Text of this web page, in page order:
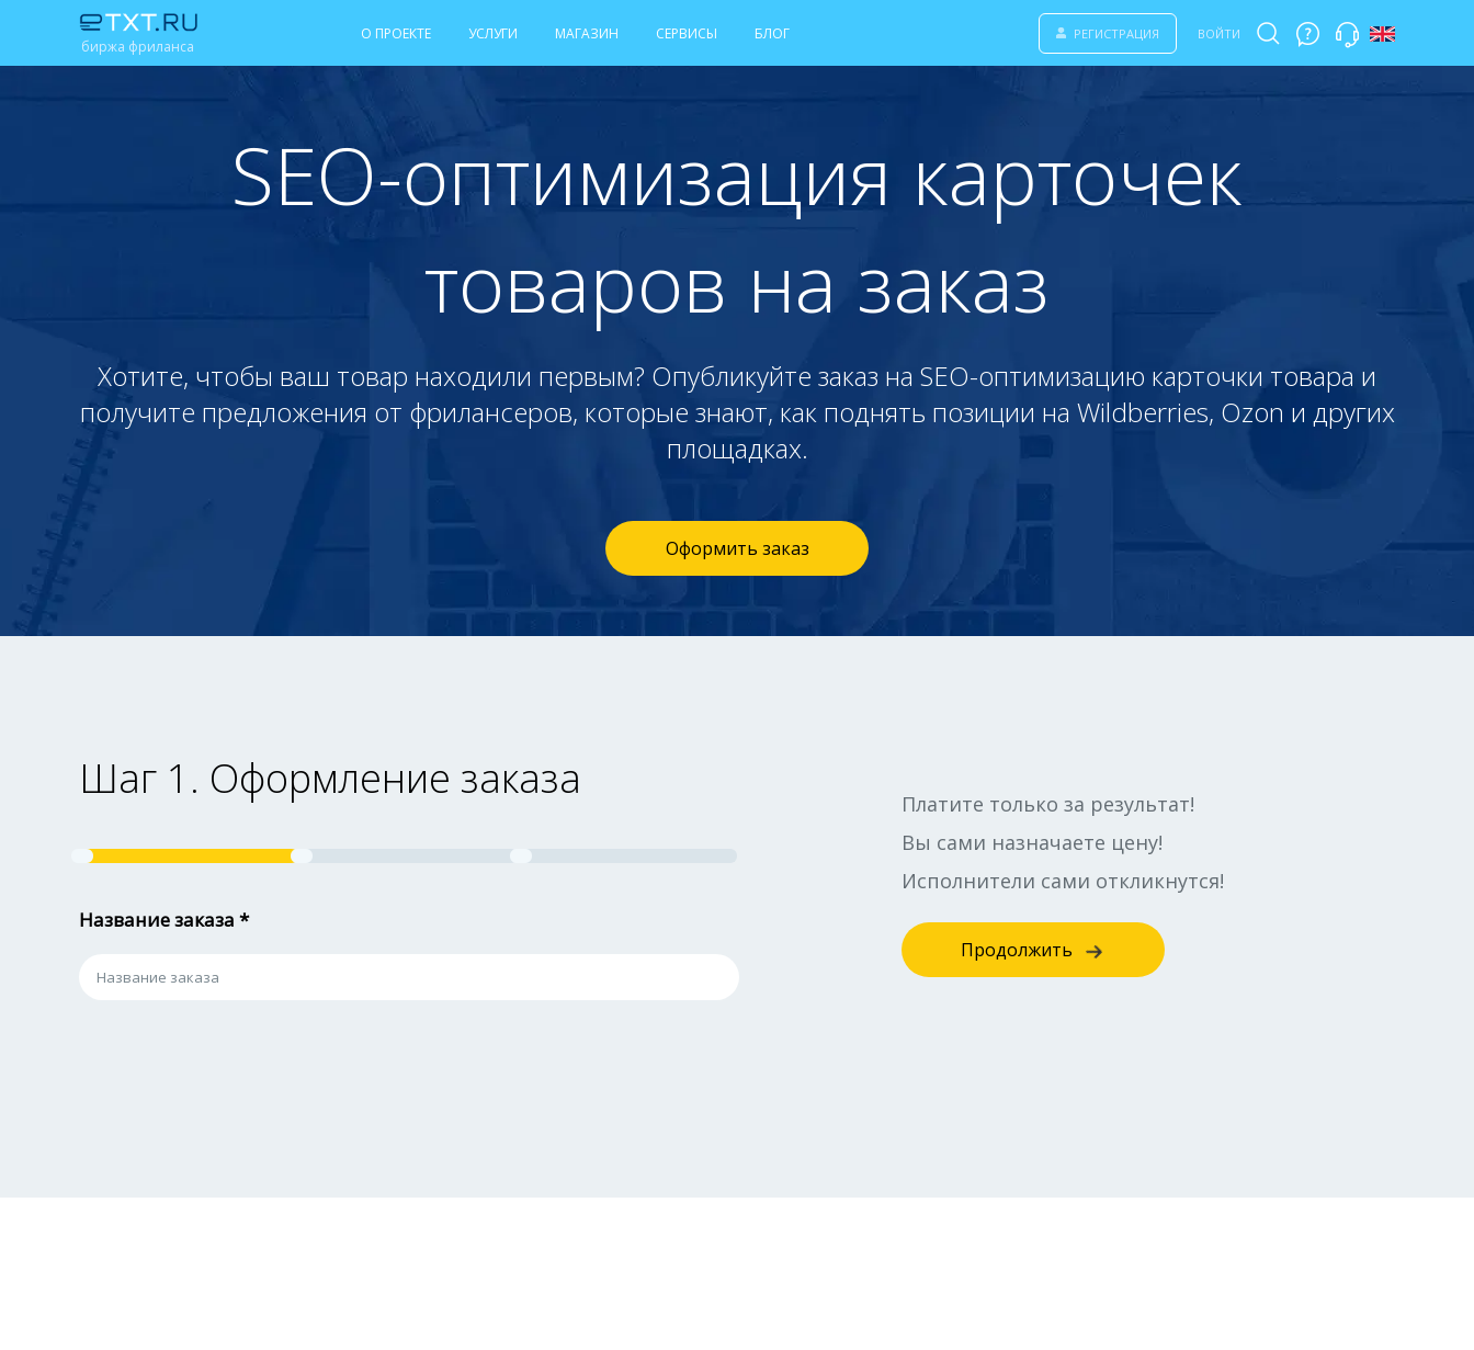
биржа фриланса
О ПРОЕКТЕ УСЛУГИ МАГАЗИН СЕРВИСЫ БЛОГ РЕГИСТРАЦИЯ ВОЙТИ
SEO-оптимизация карточек
товаров на заказ
Хотите, чтобы ваш товар находили первым? Опубликуйте заказ на SEO-оптимизацию карточки товара и
получите предложения от фрилансеров, которые знают, как поднять позиции на Wildberries, Ozon и других
площадках.
Оформить заказ
Шаг 1. Оформление заказа
Название заказа *
Платите только за результат!
Вы сами назначаете цену!
Исполнители сами откликнутся!
Продолжить